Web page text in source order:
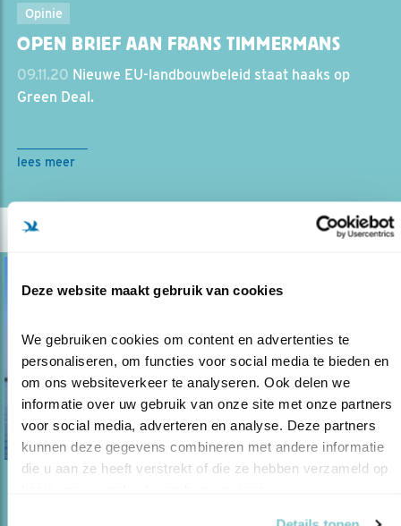
Deze website maakt gebruik van cookies
We gebruiken cookies om content en advertenties te
personaliseren, om functies voor social media te bieden en
om ons websiteverkeer te analyseren. Ook delen we
informatie over uw gebruik van onze site met onze partners
voor social media, adverteren en analyse. Deze partners
kunnen deze gegevens combineren met andere informatie
die u aan ze heeft verstrekt of die ze hebben verzameld op
Opinie
OPEN BRIEF AAN FRANS TIMMERMANS
09.11.20 Nieuwe EU-landbouwbeleid staat haaks op
Green Deal.
lees meer